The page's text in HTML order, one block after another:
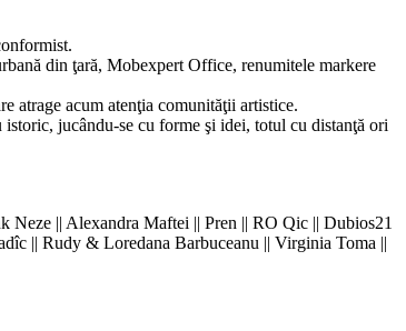
din ţară, Mobexpert Office, renumitele markere
atrage acum atenţia comunităţii artistice.
jucându-se cu forme şi idei, totul cu distanţă ori
Neze || Alexandra Maftei || Pren || RO Qic || Dubios21
|| Rudy & Loredana Barbuceanu || Virginia Toma ||